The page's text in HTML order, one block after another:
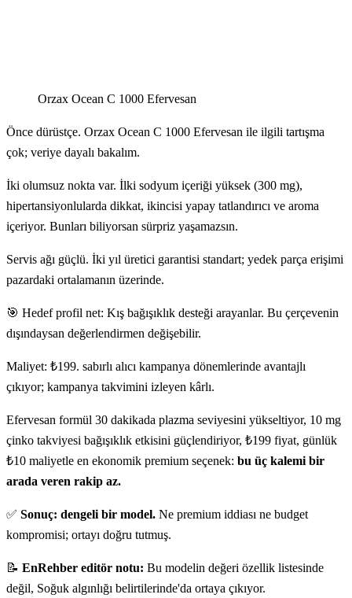
Orzax Ocean C 1000 Efervesan
Önce dürüstçe. Orzax Ocean C 1000 Efervesan ile ilgili tartışma
çok; veriye dayalı bakalım.
İki olumsuz nokta var. İlki sodyum içeriği yüksek (300 mg),
hipertansiyonlularda dikkat, ikincisi yapay tatlandırıcı ve aroma
içeriyor. Bunları biliyorsan sürpriz yaşamazsın.
Servis ağı güçlü. İki yıl üretici garantisi standart; yedek parça erişimi
pazardaki ortalamanın üzerinde.
🎯 Hedef profil net: Kış bağışıklık desteği arayanlar. Bu çerçevenin
dışındaysan değerlendirmen değişebilir.
Maliyet: ₺199. sabırlı alıcı kampanya dönemlerinde avantajlı
çıkıyor; kampanya takvimini izleyen kârlı.
Efervesan formül 30 dakikada plazma seviyesini yükseltiyor, 10 mg
çinko takviyesi bağışıklık etkisini güçlendiriyor, ₺199 fiyat, günlük
₺10 maliyetle en ekonomik premium seçenek: bu üç kalemi bir
arada veren rakip az.
✅ Sonuç: dengeli bir model. Ne premium iddiası ne budget
kompromisi; ortayı doğru tutmuş.
📝 EnRehber editör notu: Bu modelin değeri özellik listesinde
değil, Soğuk algınlığı belirtilerinde'da ortaya çıkıyor.